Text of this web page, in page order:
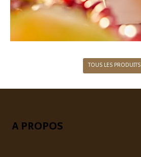
TOUS LES PRODUITS
A PROPOS